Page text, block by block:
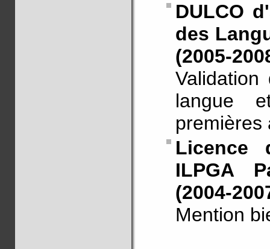
DULCO
des
(2005-
langue
premières
Licence
ILPGA
(2004-
Mention